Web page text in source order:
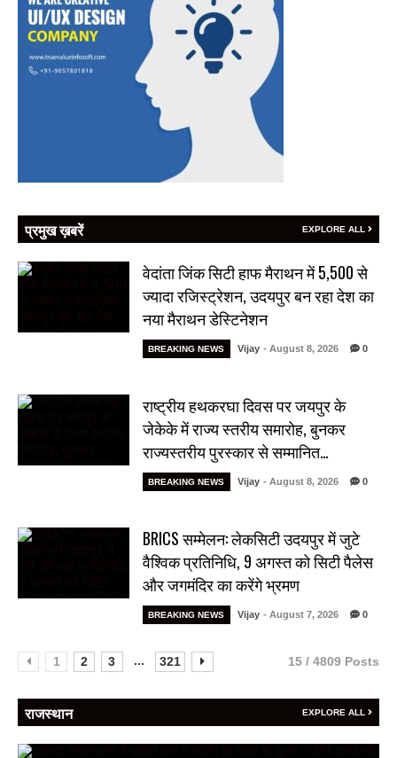
प्रमुख ख़बरें EXPLORE ALL
वेदांता जिंक सिटी हाफ मैराथन में 5,500 से
ज्यादा रजिस्ट्रेशन, उदयपुर बन रहा देश का
नया मैराथन डेस्टिनेशन
BREAKING NEWS Vijay - August 8, 2026 0
राष्ट्रीय हथकरघा दिवस पर जयपुर के
जेकेके में राज्य स्तरीय समारोह, बुनकर
राज्यस्तरीय पुरस्कार से सम्मानित…
BREAKING NEWS Vijay - August 8, 2026 0
BRICS सम्मेलन: लेकसिटी उदयपुर में जुटे
वैश्विक प्रतिनिधि, 9 अगस्त को सिटी पैलेस
और जगमंदिर का करेंगे भ्रमण
BREAKING NEWS Vijay - August 7, 2026 0
1 2 3 ... 321 15 / 4809 Posts
राजस्थान EXPLORE ALL